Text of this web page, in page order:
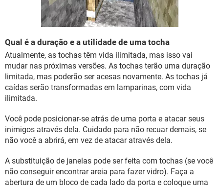
Qual é a duração e a utilidade de uma tocha
Atualmente, as tochas têm vida ilimitada, mas isso vai
mudar nas próximas versões. As tochas terão uma duração
limitada, mas poderão ser acesas novamente. As tochas já
caídas serão transformadas em lamparinas, com vida
ilimitada.
Você pode posicionar-se atrás de uma porta e atacar seus
inimigos através dela. Cuidado para não recuar demais, se
não você a abrirá, em vez de atacar através dela.
A substituição de janelas pode ser feita com tochas (se você
não conseguir encontrar areia para fazer vidro). Faça a
abertura de um bloco de cada lado da porta e coloque uma